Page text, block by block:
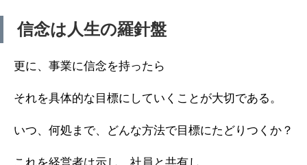
信念は人生の羅針盤
更に、事業に信念を持ったら
それを具体的な目標にしていくことが大切である。
いつ、何処まで、どんな方法で目標にたどりつくか？